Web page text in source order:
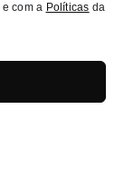
e com a Políticas da